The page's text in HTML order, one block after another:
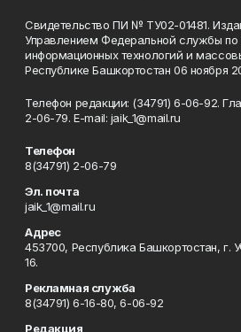
Свидетельство ПИ № ТУ02-01481.
Управлением Федеральной службы по
информационных технологий и
Республике Башкортостан 06 ноября
Телефон редакции: (34791) 6-06-92.
2-06-79. Е-mаil: jaik_1@mail.ru
Телефон
8(34791) 2-06-79
Эл. почта
jaik_1@mail.ru
Адрес
453700, Республика Башкортостан, г.
16.
Рекламная служба
8(34791) 6-16-80, 6-06-92
Редакция